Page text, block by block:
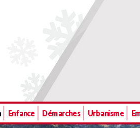
Enfance Démarches Urbanisme